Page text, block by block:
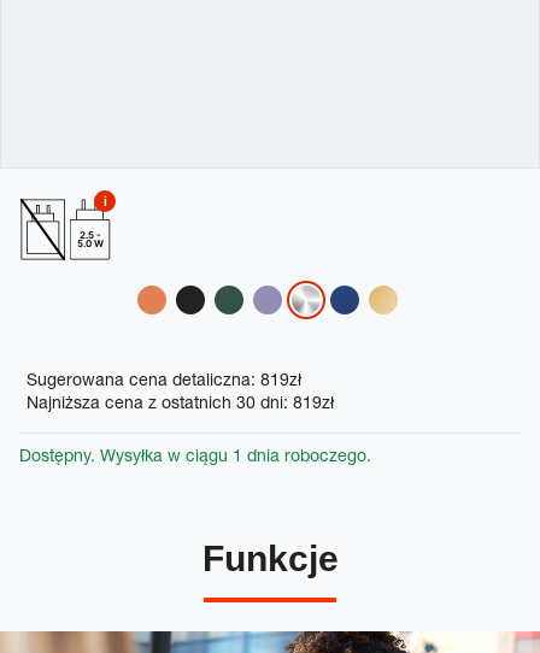
Promotions
Sugerowana cena detaliczna: 819zł
Najniższa cena z ostatnich 30 dni: 819zł
Dostępny. Wysyłka w ciągu 1 dnia roboczego.
2.5 -
5.0 W
Funkcje